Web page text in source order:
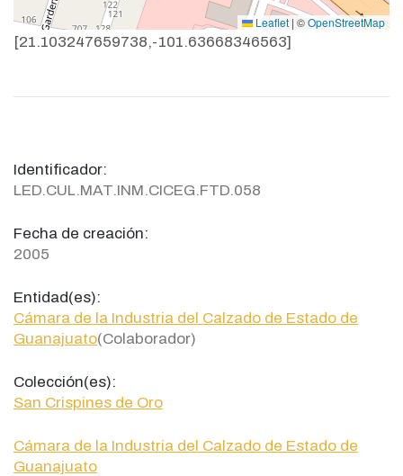
Leaflet | ©OpenStreetMap
[21.103247659738,-101.63668346563]
Identificador:
LED.CUL.MAT.INM.CICEG.FTD.058
Fecha de creación:
2005
Entidad(es):
Cámara de la Industria del Calzado de Estado de
Guanajuato(Colaborador)
Colección(es):
San Crispines de Oro
Cámara de la Industria del Calzado de Estado de
Guanajuato